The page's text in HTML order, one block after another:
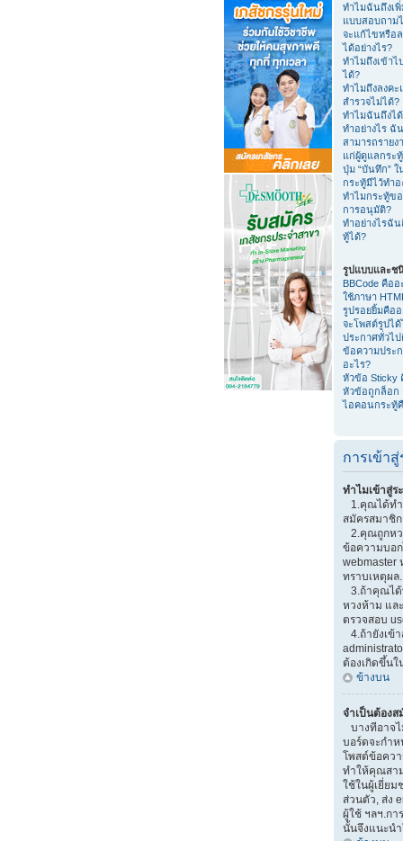
ทำไมฉันถึงเ
แบบสอบถาม
จะแก้ไขหรือ
ได้อย่างไร?
ทำไมถึงเข้า
ได้?
ทำไมถึงลงค
สำรวจไม่ได้?
ทำไมฉันถึงไ
ทำอย่างไร ฉั
สามารถราย
แก่ผู้ดูแลกระ
ปุ่ม “บันทึก”
กระทู้มีไว้ทำอ
ทำไมกระทู้ข
การอนุมัติ?
ทำอย่างไรฉั
ทู้ได้?
รูปแบบและช
BBCode คืออ
ใช้ภาษา
รูปรอยยิ้มคืออ
จะโพสต์รูปไ
ประกาศทั่วไ
ข้อความประ
อะไร?
หัวข้อ Sticky
หัวข้อถูกล็อก
ไอคอนกระทู้
การเข้า
ทำไมเข้าสู่ร
1.คุณได้ทำ
สมัครสมาชิ
2.คุณถูกหว
ข้อความบอ
webmaster
ทราบเหตุผล.
3.ถ้าคุณได้
หวงห้าม แล
ตรวจสอบ
4.ถ้ายังเข้
ต้องเกิดขึ้นใ
ข้างบน
จำเป็นต้อง
บางทีอาจไ
บอร์ดจะกำ
โพสต์ข้อคว
ทำให้คุณสา
ใช้ในผู้เยี่ยม
ส่วนตัว, ส่ง
ผู้ใช้ ฯลฯ.กา
นั้นจึงแนะน